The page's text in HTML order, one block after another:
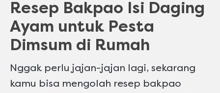
Resep Bakpao Isi Daging
Ayam untuk Pesta
Dimsum di Rumah
Nggak perlu jajan-jajan lagi, sekarang
kamu bisa mengolah resep bakpao